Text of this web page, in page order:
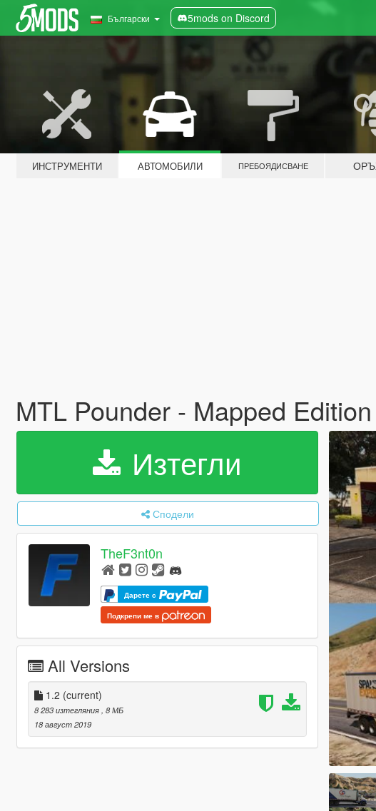
Български 5mods on Discord
ИНСТРУМЕНТИ АВТОМОБИЛИ ПРЕБОЯДИСВАНЕ
MTL Pounder - Mapped
Изтегли
Сподели
TheF3nt0n
Дарете с
Подкрепи ме в
All Versions
1.2 (current)
8 283 изтегляния , 8 МБ
18 август 2019